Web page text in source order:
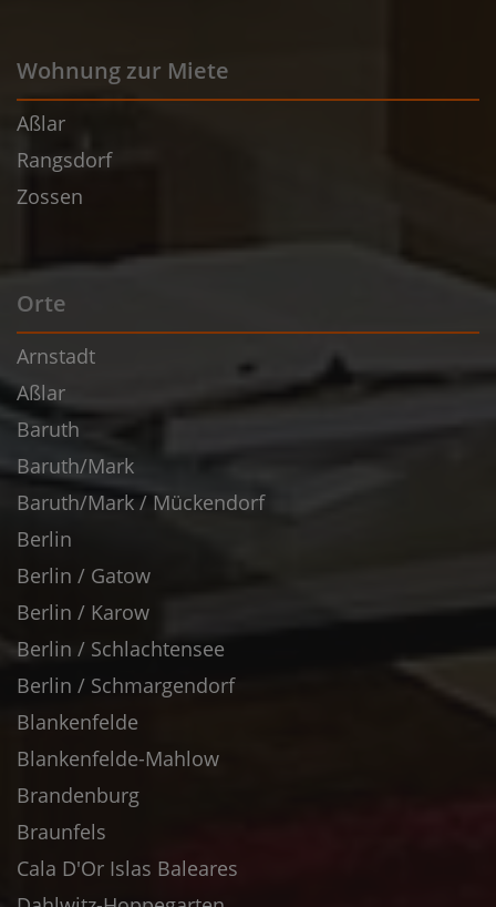
Wohnung zur Miete
Aßlar
Rangsdorf
Zossen
Orte
Arnstadt
Aßlar
Baruth
Baruth/Mark
Baruth/Mark / Mückendorf
Berlin
Berlin / Gatow
Berlin / Karow
Berlin / Schlachtensee
Berlin / Schmargendorf
Blankenfelde
Blankenfelde-Mahlow
Brandenburg
Braunfels
Cala D'Or Islas Baleares